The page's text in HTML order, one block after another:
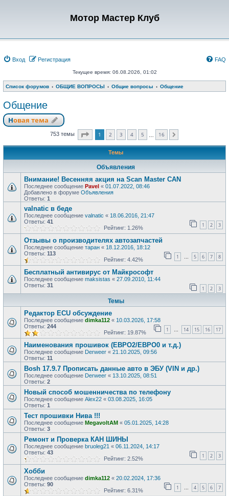
Мотор Мастер Клуб
Вход Регистрация FAQ
Текущее время: 06.08.2026, 01:02
Список форумов ОБЩИЕ ВОПРОСЫ Общие вопросы Общение
Общение
Новая тема
753 темы Страница из
1 2 3 4 5 16
Темы
Объявления
Внимание! Весенняя акция на Scan Master CAN
Последнее сообщение Pavel « 01.07.2022, 08:46
Добавлено в форуме Объявления
Ответы: 1
valnatic в беде
Последнее сообщение valnatic « 18.06.2016, 21:47
Ответы: 41 1 2 3
Рейтинг: 1.26%
Отзывы о производителях автозапчастей
Последнее сообщение таран « 18.12.2016, 18:12
Ответы: 113 1 … 5 6 7 8
Рейтинг: 4.42%
Бесплатный антивирус от Майкрософт
Последнее сообщение maksistas « 27.09.2010, 11:44
Ответы: 31 1 2 3
Темы
Редактор ECU обсуждение
Последнее сообщение dimka112 « 10.03.2026, 17:58
Ответы: 244 1 … 14 15 16 17
Рейтинг: 19.87%
Наименования прошивок (ЕВРО2/ЕВРО0 и т.д.)
Последнее сообщение Derweer « 21.10.2025, 09:56
Ответы: 11
Bosh 17.9.7 Прописать данные авто в ЭБУ (VIN и др.)
Последнее сообщение Derweer « 13.10.2025, 08:51
Ответы: 2
Новый способ мошенничества по телефону
Последнее сообщение Alex22 « 03.08.2025, 16:05
Ответы: 1
Тест прошивки Нива !!!
Последнее сообщение MegavoltAM « 05.01.2025, 14:28
Ответы: 3
Ремонт и Проверка КАН ШИНЫ
Последнее сообщение bruoleg21 « 06.11.2024, 14:17
Ответы: 43 1 2 3
Рейтинг: 2.52%
Хобби
Последнее сообщение dimka112 « 20.02.2024, 17:36
Ответы: 90 1 … 4 5 6 7
Рейтинг: 6.31%